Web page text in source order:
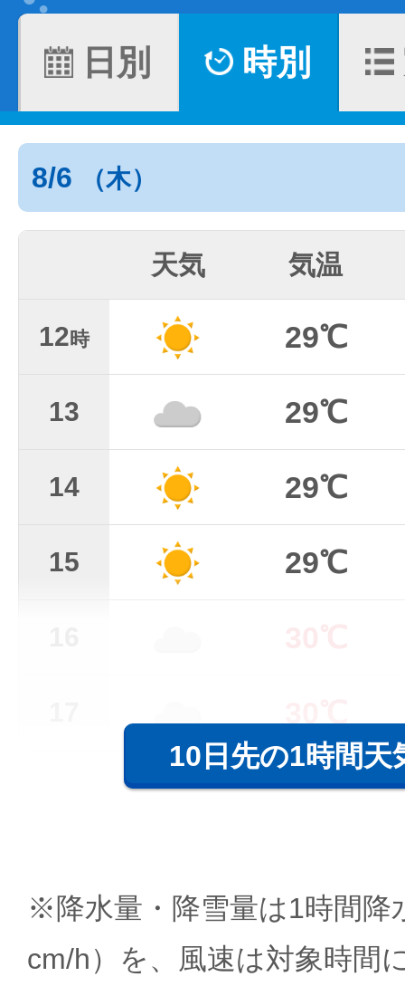
日別 時別
8/6 （木）
天気 気温
12時 29℃
13 29℃
14 29℃
15 29℃
10日先の1時間天
※降水量・降雪量は1時間降
cm/h）を、風速は対象時間